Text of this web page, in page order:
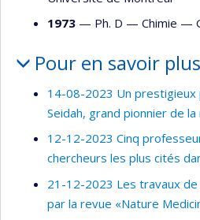
1973 — Ph. D — Chimie —
Pour en savoir
14-08-2023 Un prestigieux
Seidah, grand pionnier de
12-12-2023 Cinq
chercheurs les plus cités
21-12-2023 Les travaux de
par la revue «Nature